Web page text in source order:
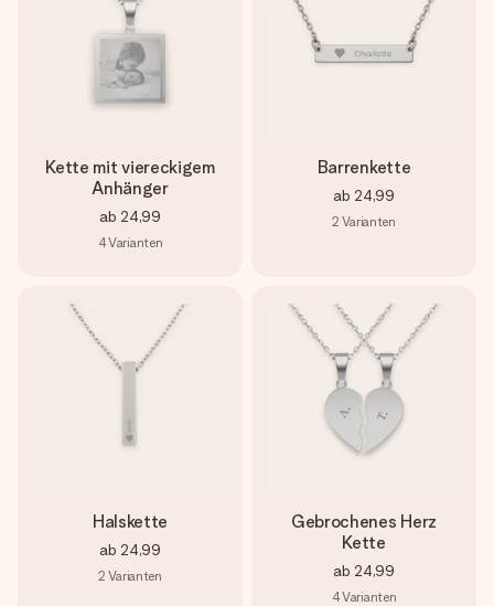
Kette mit viereckigem
Anhänger
ab 24,99
4Varianten
Barrenkette
ab 24,99
2 Varianten
Halskette
ab 24,99
2 Varianten
Gebrochenes Herz
Kette
ab 24,99
4Varianten